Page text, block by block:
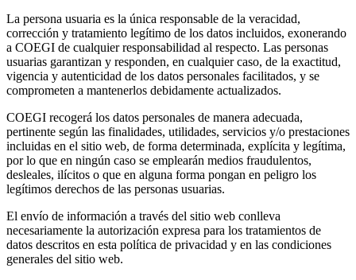
La persona usuaria es la única responsable de la veracidad,
corrección y tratamiento legítimo de los datos incluidos, exonerando
a COEGI de cualquier responsabilidad al respecto. Las personas
usuarias garantizan y responden, en cualquier caso, de la exactitud,
vigencia y autenticidad de los datos personales facilitados, y se
comprometen a mantenerlos debidamente actualizados.
COEGI recogerá los datos personales de manera adecuada,
pertinente según las finalidades, utilidades, servicios y/o prestaciones
incluidas en el sitio web, de forma determinada, explícita y legítima,
por lo que en ningún caso se emplearán medios fraudulentos,
desleales, ilícitos o que en alguna forma pongan en peligro los
legítimos derechos de las personas usuarias.
El envío de información a través del sitio web conlleva
necesariamente la autorización expresa para los tratamientos de
datos descritos en esta política de privacidad y en las condiciones
generales del sitio web.